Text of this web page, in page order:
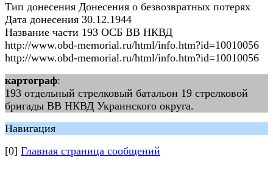
Тип донесения Донесения о безвозвратных потерях
Дата донесения 30.12.1944
Название части 193 ОСБ ВВ НКВД
http://www.obd-memorial.ru/html/info.htm?id=10010056
http://www.obd-memorial.ru/html/info.htm?id=10010056
картограф:
193 отдельный стрелковый батальон 19 стрелковой
бригады ВВ НКВД Украинского округа.
Навигация
[0] Главная страница сообщений